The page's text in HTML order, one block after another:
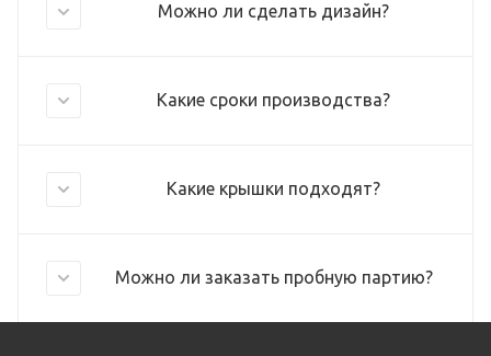
Можно ли сделать дизайн?
Какие сроки производства?
Какие крышки подходят?
Можно ли заказать пробную партию?